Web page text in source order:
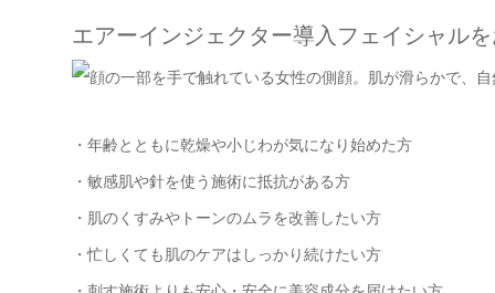
エアーインジェクター導入フェイシャル
・年齢とともに乾燥や小じわが気になり始めた方
・敏感肌や針を使う施術に抵抗がある方
・肌のくすみやトーンのムラを改善したい方
・忙しくても肌のケアはしっかり続けたい方